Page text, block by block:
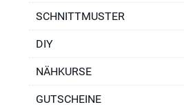
SCHNITTMUSTER
DIY
NÄHKURSE
GUTSCHEINE